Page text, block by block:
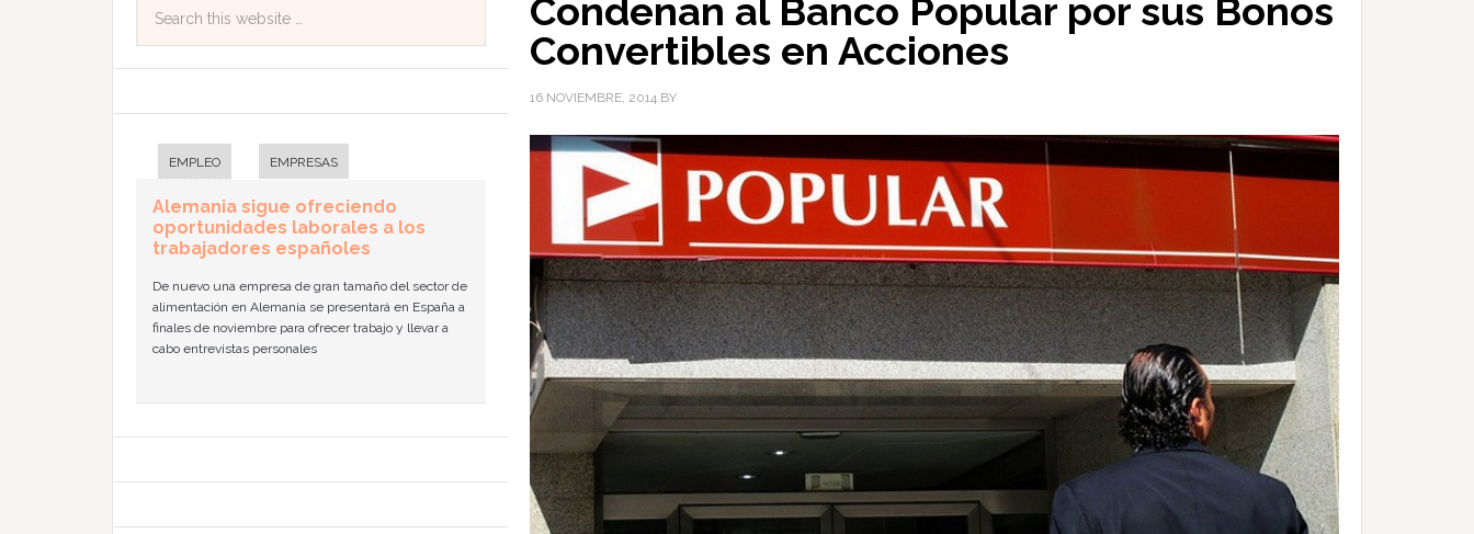
Condenan al Banco Popular por sus Bonos
Convertibles en Acciones
16 NOVIEMBRE, 2014 BY
EMPLEO EMPRESAS
Alemania sigue ofreciendo
oportunidades laborales a los
trabajadores españoles
De nuevo una empresa de gran tamaño del sector de
alimentación en Alemania se presentará en España a
finales de noviembre para ofrecer trabajo y llevar a
cabo entrevistas personales